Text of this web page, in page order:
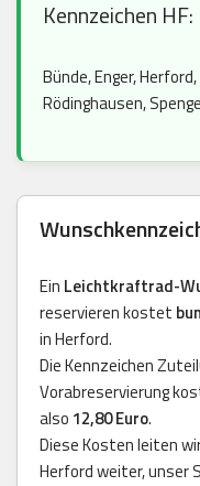
Kennzeichen HF:
Bünde, Enger,
Rödinghausen,
Ein Leichtkraftrad-
reservieren kostet
in Herford.
Die Kennzeichen
Vorabreservierung
also 12,80 Euro.
Diese Kosten leiten
Herford weiter, unser